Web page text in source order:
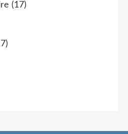
(17)